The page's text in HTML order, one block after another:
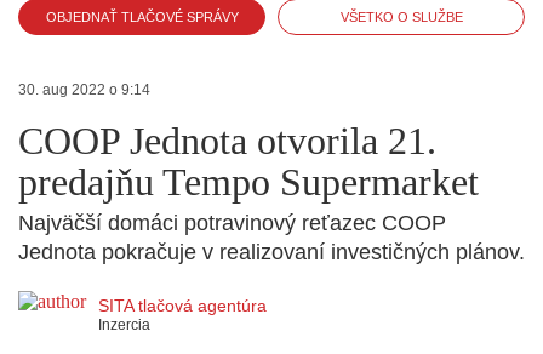
OBJEDNAŤ TLAČOVÉ SPRÁVY VŠETKO O SLUŽBE
30. aug 2022 o 9:14
COOP Jednota otvorila 21.
predajňu Tempo Supermarket
Najväčší domáci potravinový reťazec COOP
Jednota pokračuje v realizovaní investičných plánov.
SITA tlačová agentúra
Inzercia